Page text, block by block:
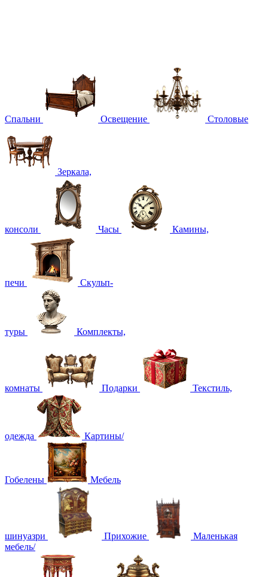
Спальни Освещение Столовые
Зеркала,
консоли Часы Камины,
печи Скульп-
туры Комплекты,
комнаты Подарки Текстиль,
одежда Картины/
Гобелены Мебель
шинуазри Прихожие
Маленькая
мебель/